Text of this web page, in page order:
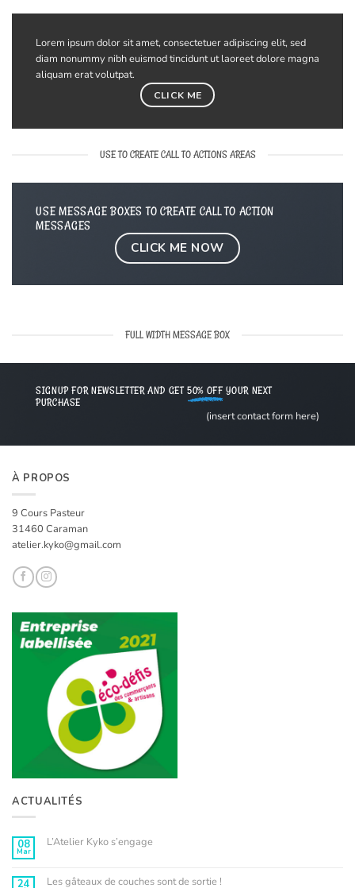
Lorem ipsum dolor sit amet, consectetuer adipiscing elit, sed
diam nonummy nibh euismod tincidunt ut laoreet dolore magna
aliquam erat volutpat.
CLICK ME
USE TO CREATE CALL TO ACTIONS AREAS
USE MESSAGE BOXES TO CREATE CALL TO ACTION
MESSAGES
CLICK ME NOW
FULL WIDTH MESSAGE BOX
SIGNUP FOR NEWSLETTER AND GET50% OFF YOUR NEXT
PURCHASE
(insert contact form here)
À PROPOS
9 Cours Pasteur
31460 Caraman
atelier.kyko@gmail.com
ACTUALITÉS
08
Mar
L’Atelier Kyko s’engage
L’Atelier
24 Les gâteaux de couches sont de sortie !